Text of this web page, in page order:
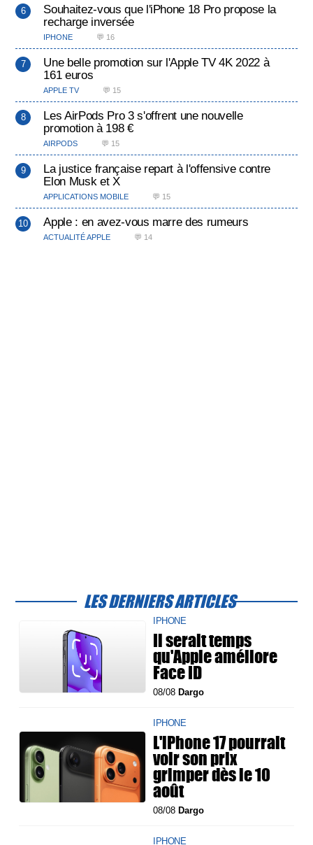
Souhaitez-vous que l'iPhone 18 Pro propose la
recharge inversée
IPHONE 💬 16
Une belle promotion sur l'Apple TV 4K 2022 à
161 euros
APPLE TV 💬 15
Les AirPods Pro 3 s'offrent une nouvelle
promotion à 198 €
AIRPODS 💬 15
La justice française repart à l'offensive contre
Elon Musk et X
APPLICATIONS MOBILE 💬 15
Apple : en avez-vous marre des rumeurs
ACTUALITÉ APPLE 💬 14
LES DERNIERS ARTICLES
IPHONE
Il serait temps
qu'Apple améliore
Face ID
08/08 Dargo
IPHONE
L'iPhone 17 pourrait
voir son prix
grimper dès le 10
août
08/08 Dargo
IPHONE